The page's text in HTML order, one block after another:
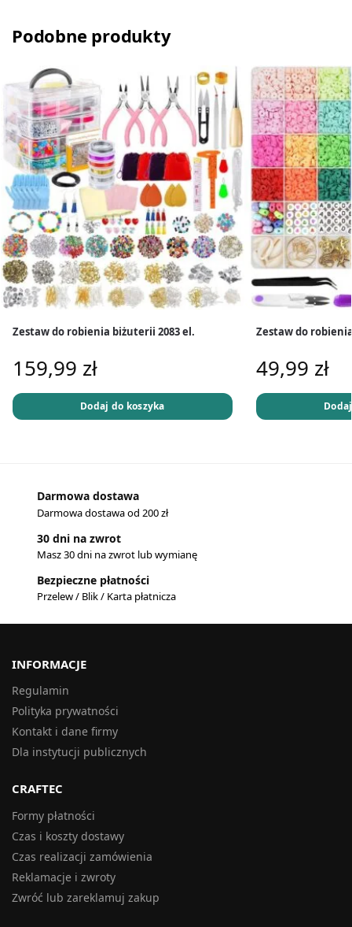
Podobne produkty
Zestaw do robienia biżuterii 2083 el.
159,99 zł
Dodaj do koszyka
Zestaw do
49,99 zł
Darmowa dostawa
Darmowa dostawa od 200 zł
30 dni na zwrot
Masz 30 dni na zwrot lub wymianę
Bezpieczne płatności
Przelew / Blik / Karta płatnicza
INFORMACJE
Regulamin
Polityka prywatności
Kontakt i dane firmy
Dla instytucji publicznych
CRAFTEC
Formy płatności
Czas i koszty dostawy
Czas realizacji zamówienia
Reklamacje i zwroty
Zwróć lub zareklamuj zakup